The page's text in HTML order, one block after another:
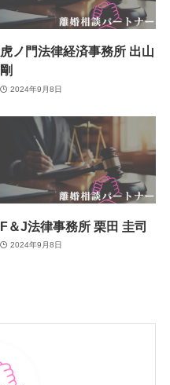
虎ノ門法律経済事務所 出山
剛
2024年9月8日
F＆J法律事務所 栗田 圭司
2024年9月8日